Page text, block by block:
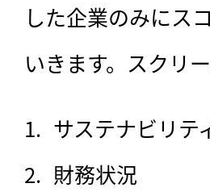
した企業のみにス
いきます。スクリ
サステナビリテ
財務状況